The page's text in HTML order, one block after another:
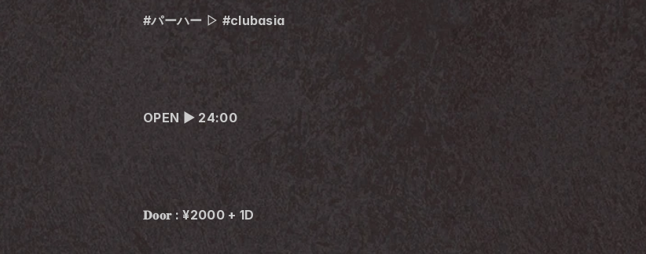
#パーハー ▷ #clubasia
OPEN ▶︎ 24:00
𝐃𝐨𝐨𝐫 : ¥2000 + 1D